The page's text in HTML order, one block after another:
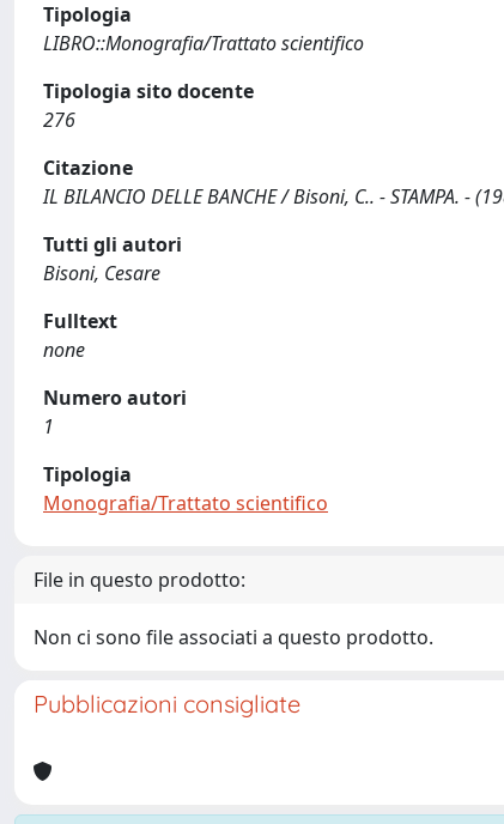
Tipologia
LIBRO::Monografia/Trattato scientifico
Tipologia sito docente
276
Citazione
IL BILANCIO DELLE BANCHE / Bisoni, C.. - STAMPA. -
Tutti gli autori
Bisoni, Cesare
Fulltext
none
Numero autori
1
Tipologia
Monografia/Trattato scientifico
File in questo prodotto:
Non ci sono file associati a questo prodotto.
Pubblicazioni consigliate